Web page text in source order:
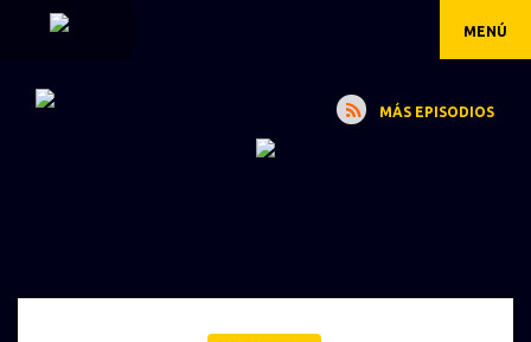
MENÚ
MÁS EPISODIOS